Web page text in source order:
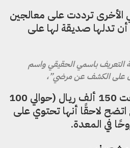
الأخرى ترددت على معالجين
أن تدلها صديقة لها على
باسمي الحقيقي واسم
على الكشف عن مرضي”،
تقول الشرعبي التي دفعت 150 ألف ريال (حوالي 100
اتضح لاحقًا أنها تحتوي على
في المعدة.